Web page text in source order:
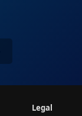
Legal